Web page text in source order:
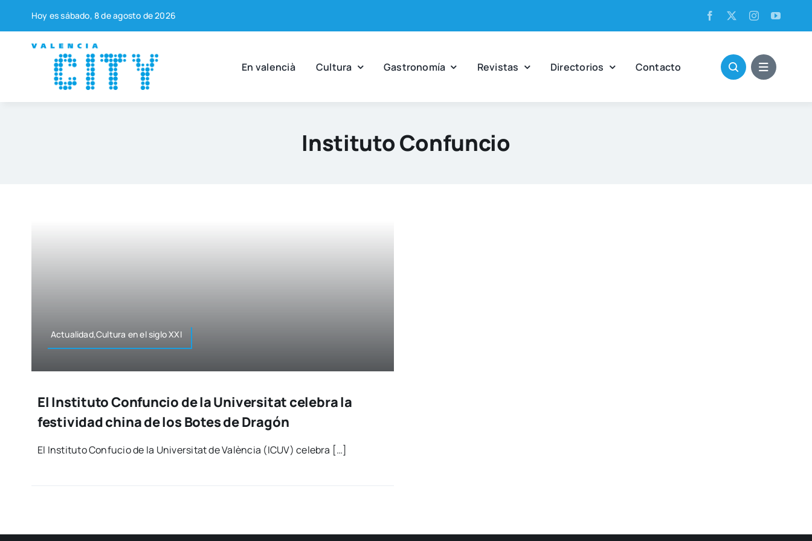
contenido
Hoy es sába­do, 8 de agos­to de 2026
En valen­cià Cul­tu­ra Gas­tro­no­mía Revis­tas Direc­to­rios Con­tac­to
Instituto Confuncio
Actualidad,Cultura en el siglo XXI
El Instituto Confuncio de la Universitat celebra la
festividad china de los Botes de Dragón
El Ins­ti­tu­to Con­fu­cio de la Uni­ver­si­tat de Valèn­cia (ICUV) cele­bra […]